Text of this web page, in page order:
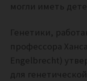
могли иметь
Генетики,
профессора
Engelbrecht)
для